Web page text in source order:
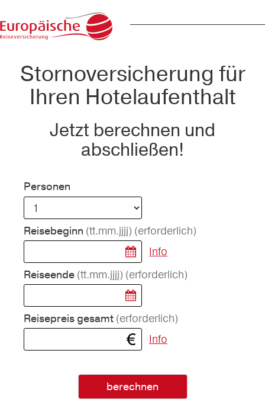
Stornoversicherung für
Ihren Hotelaufenthalt
Jetzt berechnen und
abschließen!
Personen
Reisebeginn (tt.mm.jjjj) (erforderlich)
Info
Reiseende (tt.mm.jjjj) (erforderlich)
Reisepreis gesamt (erforderlich)
Info
berechnen